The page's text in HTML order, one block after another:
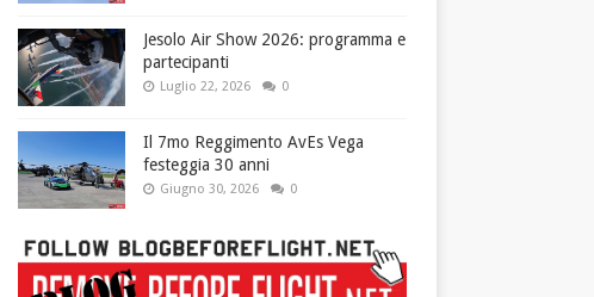
Jesolo Air Show 2026: programma e
partecipanti
Luglio 22, 2026 0
Il 7mo Reggimento AvEs Vega
festeggia 30 anni
Giugno 30, 2026 0